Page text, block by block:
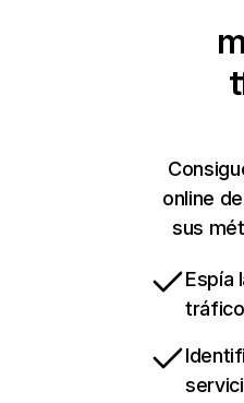
online
sus
Espía